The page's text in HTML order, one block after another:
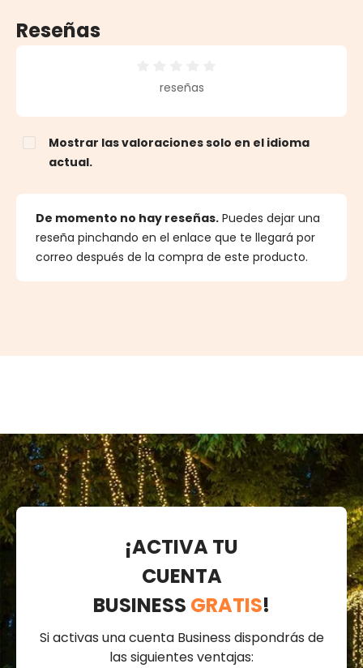
Reseñas
Calificación promedio de 0 de 5 estrellas
reseñas
Mostrar las valoraciones solo en el idioma
actual.
De momento no hay reseñas. Puedes dejar una
reseña pinchando en el enlace que te llegará por
correo después de la compra de este producto.
¡ACTIVA TU
CUENTA
BUSINESS GRATIS!
Si activas una cuenta Business dispondrás de
las siguientes ventajas: